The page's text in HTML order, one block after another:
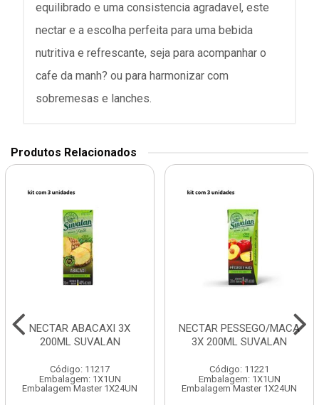
equilibrado e uma consistencia agradavel, este
nectar e a escolha perfeita para uma bebida
nutritiva e refrescante, seja para acompanhar o
cafe da manh? ou para harmonizar com
sobremesas e lanches.
Produtos Relacionados
NECTAR ABACAXI 3X
200ML SUVALAN
Código: 11217
Embalagem: 1X1UN
Embalagem Master 1X24UN
NECTAR PESSEGO/MACA
3X 200ML SUVALAN
Código: 11221
Embalagem: 1X1UN
Embalagem Master 1X24UN